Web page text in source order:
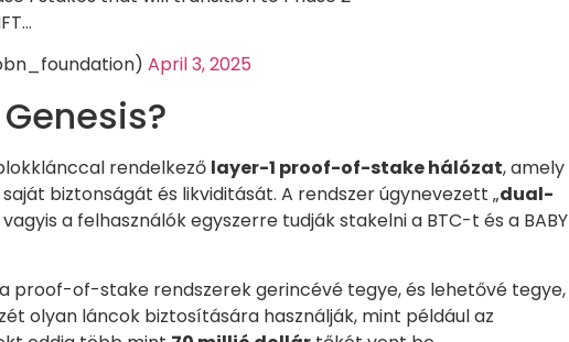
April 3, 2025
rendelkező layer-1 proof-of-stake hálózat, amely
biztonságát és likviditását. A rendszer úgynevezett „dual-
a felhasználók egyszerre tudják stakelni a BTC-t és a BABY
proof-of-stake rendszerek gerincévé tegye, és lehetővé tegye,
olyan láncok biztosítására használják, mint például az